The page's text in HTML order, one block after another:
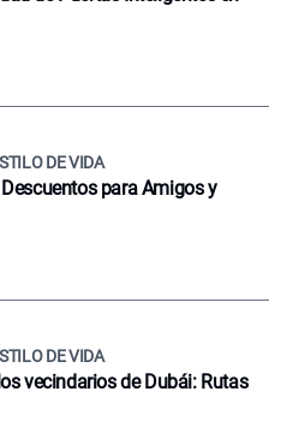
DE VIDA
para Amigos y
DE VIDA
vecindarios de Dubái: Rutas